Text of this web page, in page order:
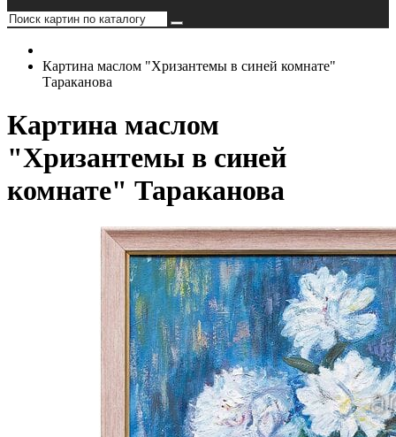
Картина маслом "Хризантемы в синей комнате"
Тараканова
Картина маслом
"Хризантемы в синей
комнате" Тараканова